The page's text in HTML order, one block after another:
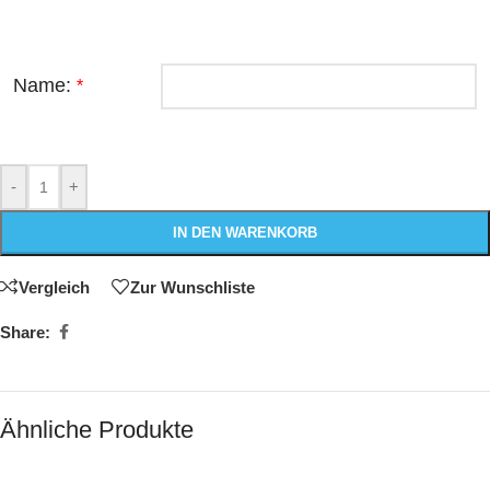
Name: *
- +
IN DEN WARENKORB
Vergleich Zur Wunschliste
Share:
Ähnliche Produkte